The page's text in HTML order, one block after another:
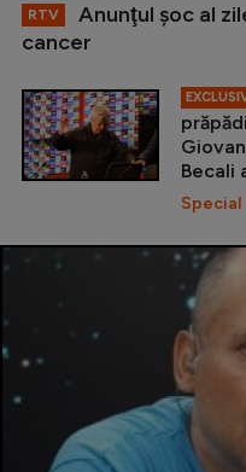
RTV
Anunţul şoc al
cancer
Becali
Special